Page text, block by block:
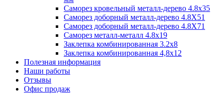
Саморез кровельный металл-дерево 4.8x35
Саморез доборный металл-дерево 4.8X51
Саморез доборный металл-дерево 4.8X71
Саморез металл-металл 4.8x19
Заклепка комбинированная 3.2x8
Заклепка комбинированная 4,8x12
Полезная информация
Наши работы
Отзывы
Офис продаж